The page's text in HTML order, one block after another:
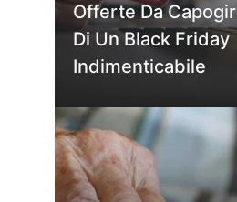
Offerte Da
Di Un Black Friday
Indimenticabile